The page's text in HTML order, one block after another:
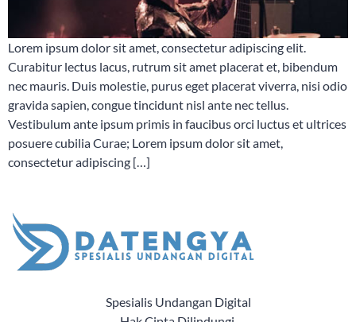
Lorem ipsum dolor sit amet, consectetur adipiscing elit.
Curabitur lectus lacus, rutrum sit amet placerat et, bibendum
nec mauris. Duis molestie, purus eget placerat viverra, nisi odio
gravida sapien, congue tincidunt nisl ante nec tellus.
Vestibulum ante ipsum primis in faucibus orci luctus et ultrices
posuere cubilia Curae; Lorem ipsum dolor sit amet,
consectetur adipiscing […]
Spesialis Undangan Digital